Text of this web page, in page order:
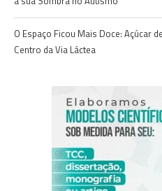
O Espaço Ficou Mais Doce: Açúcar
Centro da Via Láctea